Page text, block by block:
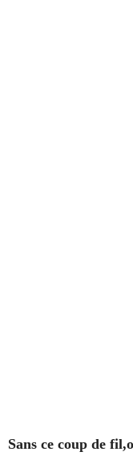
Sans ce coup de